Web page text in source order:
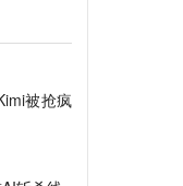
被抢疯